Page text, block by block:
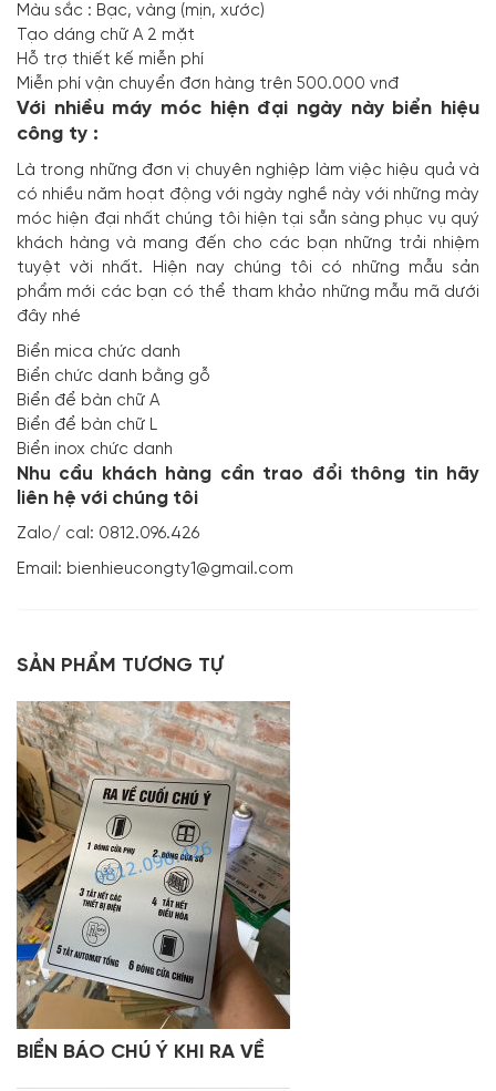
Màu sắc : Bạc, vàng (mịn, xước)
Tạo dáng chữ A 2 mặt
Hỗ trợ thiết kế miễn phí
Miễn phí vận chuyển đơn hàng trên 500.000 vnđ
Với nhiều máy móc hiện đại ngày này biển hiệu
công ty :
Là trong những đơn vị chuyên nghiệp làm việc hiệu quả và
có nhiều năm hoạt động với ngày nghề này với những mày
móc hiện đại nhất chúng tôi hiện tại sẵn sàng phục vụ quý
khách hàng và mang đến cho các bạn những trải nhiệm
tuyệt vời nhất. Hiện nay chúng tôi có những mẫu sản
phẩm mới các bạn có thể tham khảo những mẫu mã dưới
đây nhé
Biển mica chức danh
Biển chức danh bằng gỗ
Biển để bàn chữ A
Biển để bàn chữ L
Biển inox chức danh
Nhu cầu khách hàng cần trao đổi thông tin hãy
liên hệ với chúng tôi
Zalo/ cal: 0812.096.426
Email: bienhieucongty1@gmail.com
SẢN PHẨM TƯƠNG TỰ
BIỂN BÁO CHÚ Ý KHI RA VỀ